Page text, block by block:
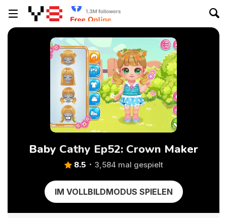
Baby Cathy Ep52: Crown Maker
8.5 3,584 mal gespielt
IM VOLLBILDMODUS SPIELEN